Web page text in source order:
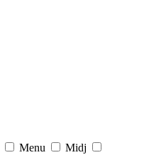
Menu
Midj